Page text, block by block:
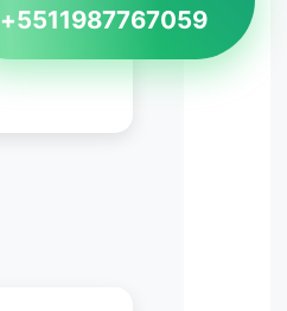
+5511987767059